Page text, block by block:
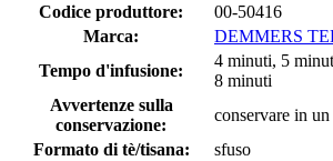
Codice produttore:
00-50416
Marca:
DEMMERS
Tempo d'infusione:
4 minuti, 5
8 minuti
Avvertenze sulla
conservazione:
conservare in
Formato di tè/tisana:
sfuso